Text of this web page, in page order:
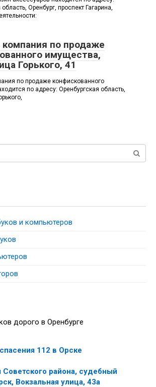
Оренбург, проспект Гагарина,
компания по продаже
имущества,
Горького, 41
по продаже конфискованного
по адресу: Оренбургская область,
и компьютеров
112 в Орске
района, судебный
Вокзальная улица, 43а